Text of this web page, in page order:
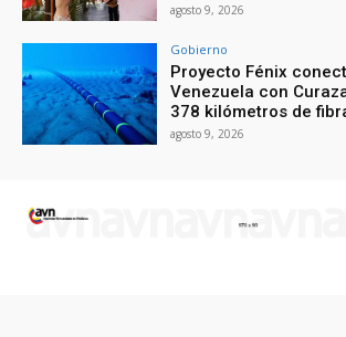
agosto 9, 2026
Gobierno
Proyecto Fénix
Venezuela con
378 kilómetros de
agosto 9, 2026